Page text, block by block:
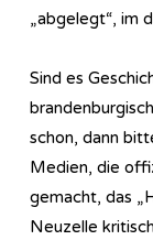
„abgelegt“, im
Sind es
schon, dann
Medien, die
gemacht, das
Neuzelle